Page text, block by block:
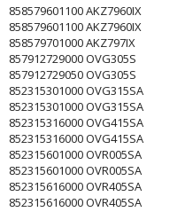
858579601100 AKZ7960IX
858579601100 AKZ7960IX
858579701000 AKZ797IX
857912729000 OVG305S
857912729050 OVG305S
852315301000 OVG315SA
852315301000 OVG315SA
852315316000 OVG415SA
852315316000 OVG415SA
852315601000 OVR005SA
852315601000 OVR005SA
852315616000 OVR405SA
852315616000 OVR405SA